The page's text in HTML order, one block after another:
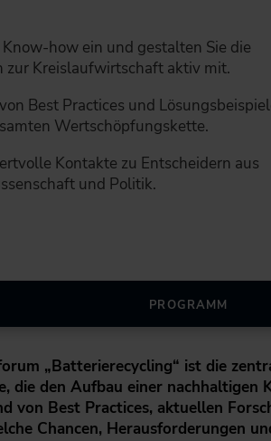
how ein und gestalten Sie die
zur Kreislaufwirtschaft aktiv mit.
Best Practices und
Wertschöpfungskette.
Kontakte zu Entscheidern aus
und Politik.
PROGRAMM
„Batterierecycling“ ist die
die den Aufbau einer
von Best Practices, aktuellen
Chancen, Herausforderungen